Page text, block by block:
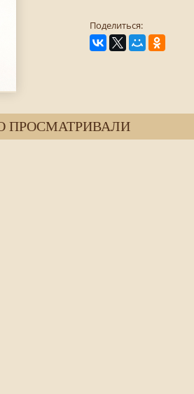
Поделиться:
ПРОСМАТРИВАЛИ